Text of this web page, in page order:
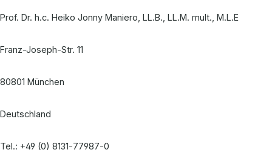
Prof. Dr. h.c. Heiko Jonny Maniero, LL.B., LL.M. mult., M.L.E
Franz-Joseph-Str. 11
80801 München
Deutschland
Tel.: +49 (0) 8131-77987-0